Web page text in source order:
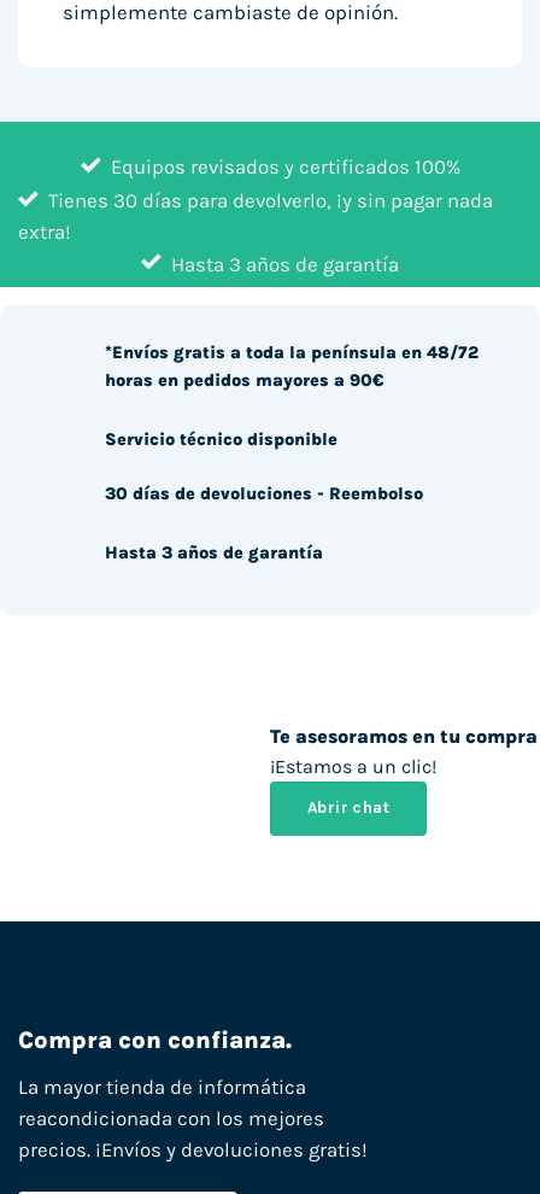
simplemente cambiaste de opinión.
Equipos revisados y certificados 100%
Tienes 30 días para devolverlo, ¡y sin pagar nada
extra!
Hasta 3 años de garantía
Te asesoramos en tu compra
¡Estamos a un clic!
Abrir chat
*Envíos gratis a toda la península en 48/72
horas en pedidos mayores a 90€
Servicio técnico disponible
30 días de devoluciones - Reembolso
Hasta 3 años de garantía
Compra con confianza.
La mayor tienda de informática
reacondicionada con los mejores
precios. ¡Envíos y devoluciones gratis!